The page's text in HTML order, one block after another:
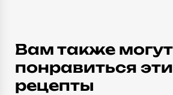
Вам также могут
понравиться эти
рецепты